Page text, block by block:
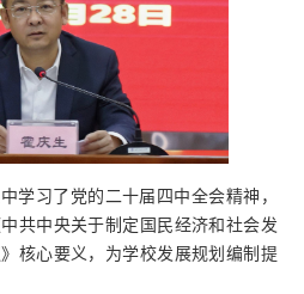
学习了党的二十届四中全会精神，
共中央关于制定国民经济和社会发
核心要义，为学校发展规划编制提